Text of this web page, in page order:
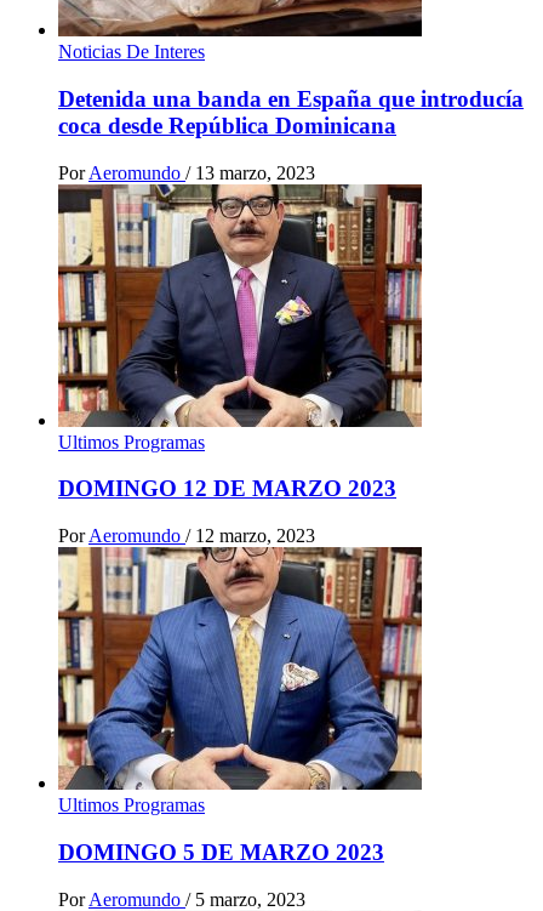
Noticias De Interes
Detenida una banda en España que introducía
coca desde República Dominicana
Por Aeromundo / 13 marzo, 2023
Ultimos Programas
DOMINGO 12 DE MARZO 2023
Por Aeromundo / 12 marzo, 2023
Ultimos Programas
DOMINGO 5 DE MARZO 2023
Por Aeromundo / 5 marzo, 2023